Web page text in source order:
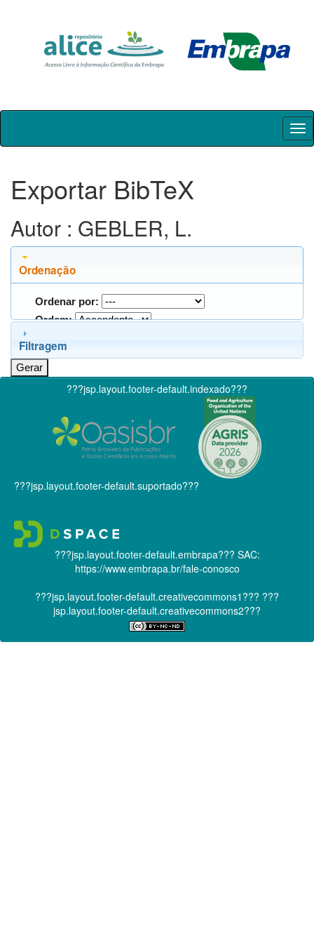
Skip
Exportar BibTeX
Autor : GEBLER, L.
Ordenação
Ordenar por:
Ordem:
Filtragem
???jsp.layout.footer-default.indexado???
???jsp.layout.footer-default.suportado???
???jsp.layout.footer-default.embrapa??? SAC:
https://www.embrapa.br/fale-conosco
???jsp.layout.footer-default.creativecommons1??? ???
jsp.layout.footer-default.creativecommons2???